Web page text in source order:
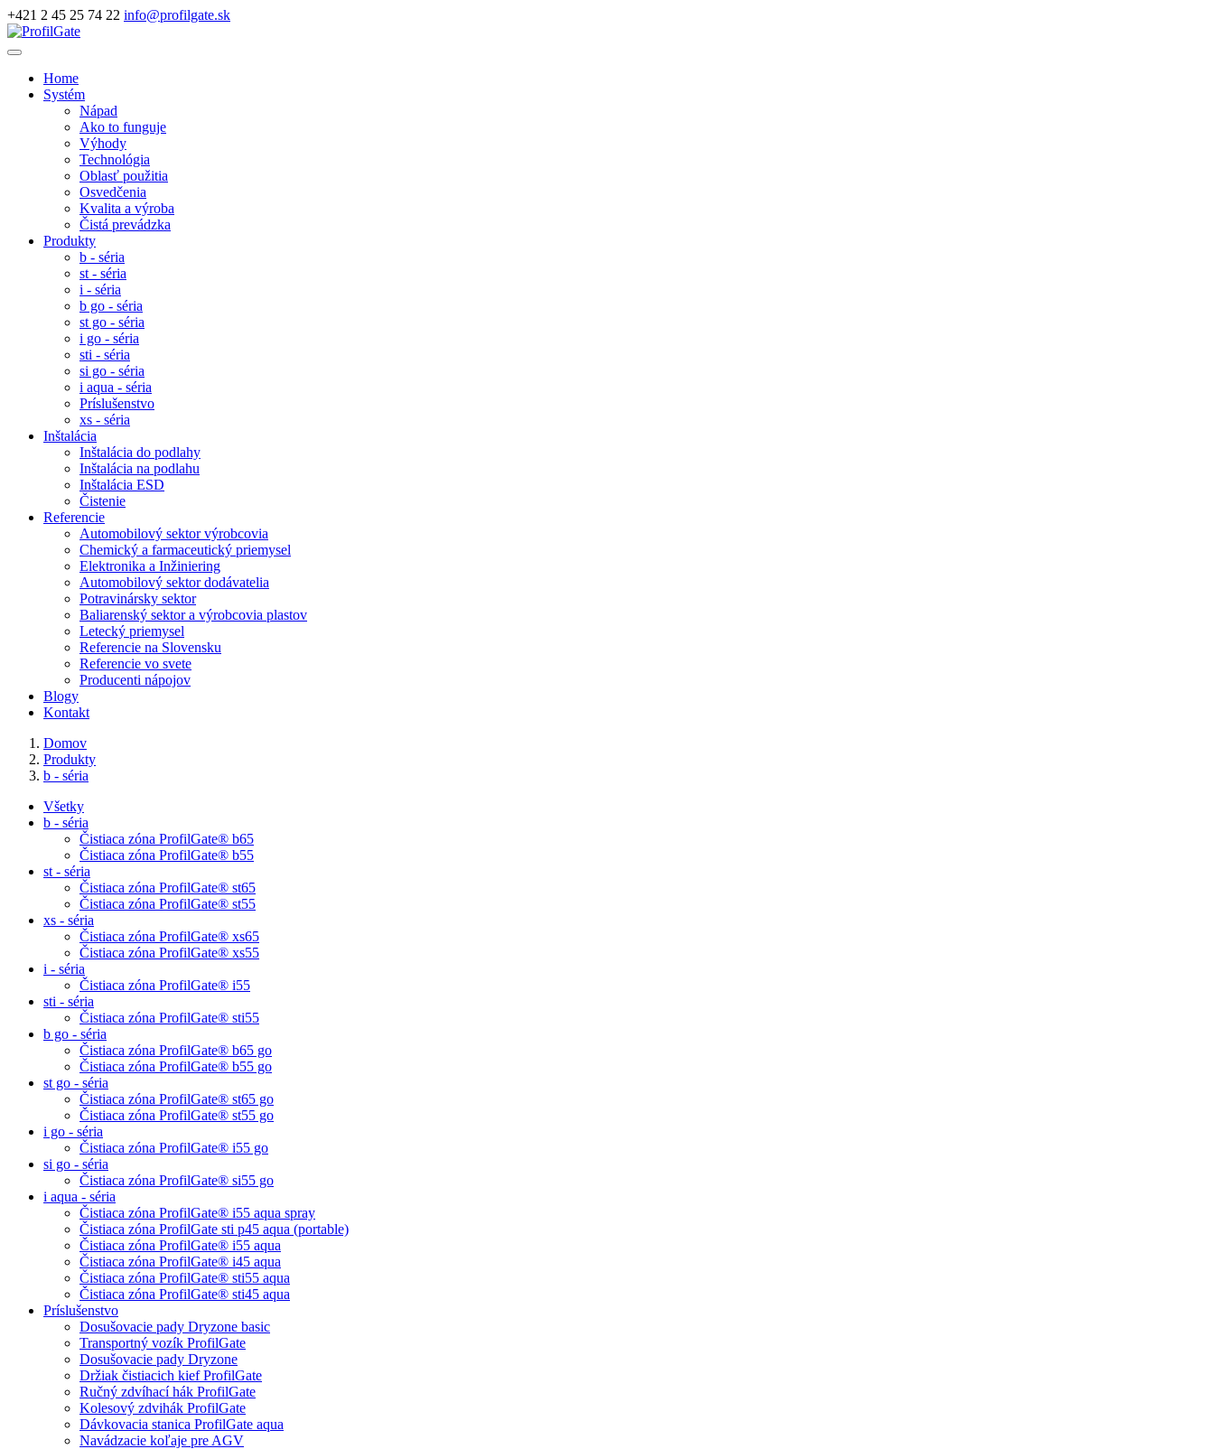
+421 2 45 25 74 22 info@profilgate.sk
Home
Systém
Nápad
Ako to funguje
Výhody
Technológia
Oblasť použitia
Osvedčenia
Kvalita a výroba
Čistá prevádzka
Produkty
b - séria
st - séria
i - séria
b go - séria
st go - séria
i go - séria
sti - séria
si go - séria
i aqua - séria
Príslušenstvo
xs - séria
Inštalácia
Inštalácia do podlahy
Inštalácia na podlahu
Inštalácia ESD
Čistenie
Referencie
Automobilový sektor výrobcovia
Chemický a farmaceutický priemysel
Elektronika a Inžiniering
Automobilový sektor dodávatelia
Potravinársky sektor
Baliarenský sektor a výrobcovia plastov
Letecký priemysel
Referencie na Slovensku
Referencie vo svete
Producenti nápojov
Blogy
Kontakt
Domov
Produkty
b - séria
Všetky
b - séria
Čistiaca zóna ProfilGate® b65
Čistiaca zóna ProfilGate® b55
st - séria
Čistiaca zóna ProfilGate® st65
Čistiaca zóna ProfilGate® st55
xs - séria
Čistiaca zóna ProfilGate® xs65
Čistiaca zóna ProfilGate® xs55
i - séria
Čistiaca zóna ProfilGate® i55
sti - séria
Čistiaca zóna ProfilGate® sti55
b go - séria
Čistiaca zóna ProfilGate® b65 go
Čistiaca zóna ProfilGate® b55 go
st go - séria
Čistiaca zóna ProfilGate® st65 go
Čistiaca zóna ProfilGate® st55 go
i go - séria
Čistiaca zóna ProfilGate® i55 go
si go - séria
Čistiaca zóna ProfilGate® si55 go
i aqua - séria
Čistiaca zóna ProfilGate® i55 aqua spray
Čistiaca zóna ProfilGate sti p45 aqua (portable)
Čistiaca zóna ProfilGate® i55 aqua
Čistiaca zóna ProfilGate® i45 aqua
Čistiaca zóna ProfilGate® sti55 aqua
Čistiaca zóna ProfilGate® sti45 aqua
Príslušenstvo
Dosušovacie pady Dryzone basic
Transportný vozík ProfilGate
Dosušovacie pady Dryzone
Držiak čistiacich kief ProfilGate
Ručný zdvíhací hák ProfilGate
Kolesový zdvihák ProfilGate
Dávkovacia stanica ProfilGate aqua
Navádzacie koľaje pre AGV